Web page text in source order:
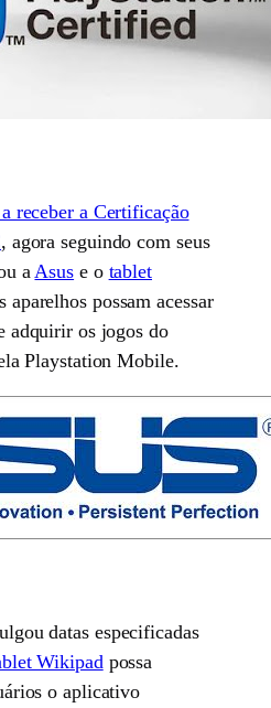
receber a Certificação
, agora seguindo com seus
aAsus e o tablet
aparelhos possam acessar
adquirir os jogos do
Playstation Mobile.
datas especificadas
Wikipadpossa
o aplicativo